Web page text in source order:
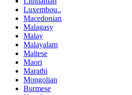
Luxembou..
Macedonian
Malagasy
Malay
Malayalam
Maltese
Maori
Marathi
Mongolian
Burmese